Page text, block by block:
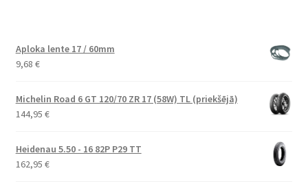
Aploka lente 17 / 60mm
9,68 €
Michelin Road 6 GT 120/70 ZR 17 (58W) TL (priekšējā)
144,95 €
Heidenau 5.50 - 16 82P P29 TT
162,95 €